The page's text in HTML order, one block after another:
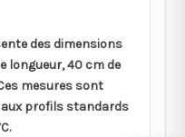
des dimensions
longueur, 40 cm de
mesures sont
profils standards